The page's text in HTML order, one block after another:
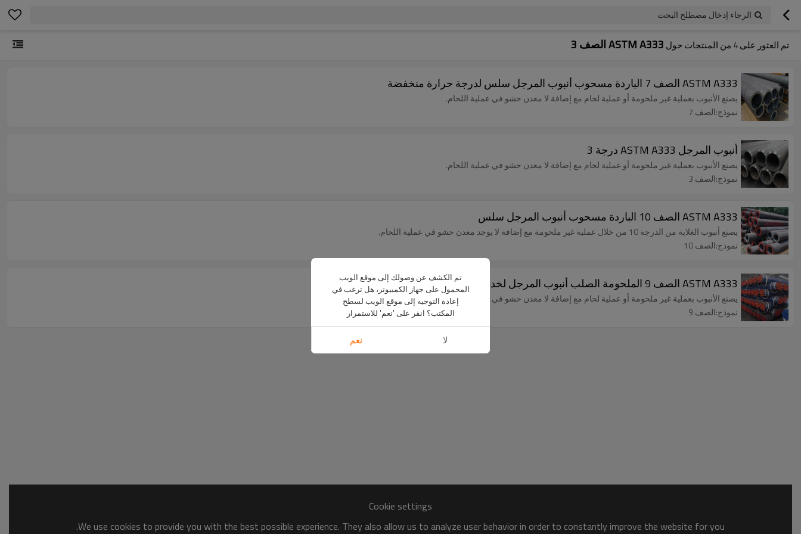
الرجاء إدخال مصطلح البحث
تم العثور على4 من المنتجات حول ASTM A333 الصف 3
ASTM A333 الصف 7 الباردة مسحوب أنبوب المرجل سلس لدرجة حرارة منخفضة
يصنع الأنبوب بعملية غير ملحومة أو عملية لحام مع إضافة لا معدن حشو في عملية اللحام.
نموذج:الصف 7
أنبوب المرجل ASTM A333 درجة 3
يصنع الأنبوب بعملية غير ملحومة أو عملية لحام مع إضافة لا معدن حشو في عملية اللحام.
نموذج:الصف 3
ASTM A333 الصف 10 الباردة مسحوب أنبوب المرجل سلس
يصنع أنبوب الغلاية من الدرجة 10 من خلال عملية غير ملحومة مع إضافة لا يوجد معدن حشو في عملية اللحام.
نموذج:الصف 10
ASTM A333 الصف 9 الملحومة الصلب أنبوب المرجل لخدمة درجة حرارة منخفضة
يصنع الأنبوب بعملية غير ملحومة أو عملية لحام مع إضافة لا معدن حشو في عملية اللحام.
نموذج:الصف 9
Cookie settings
We use cookies to provide you with the best possible experience. They also allow us to analyze user behavior in order to constantly improve the website for you.
تم الكشف عن وصولك إلى موقع الويب
المحمول على جهاز الكمبيوتر، هل ترغب في
إعادة التوجيه إلى موقع الويب لسطح
المكتب؟ انقر على 'نعم' للاستمرار
لا نعم